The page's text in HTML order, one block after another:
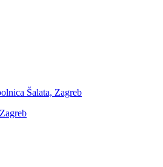
Šalata, Zagreb